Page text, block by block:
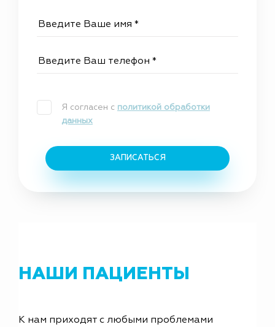
Я согласен с политикой обработки
данных
ЗАПИСАТЬСЯ
НАШИ ПАЦИЕНТЫ
К нам приходят с любыми проблемами